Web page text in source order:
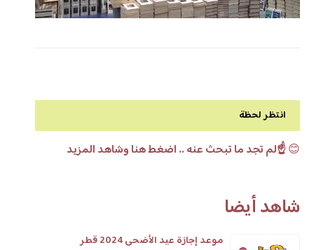
انتظر لحظة
😊☝️لم تجد ما تبحث عنه .. اضغط هنا وشاهد المزيد
شاهد أيضا
موعد إجازة عيد الأضحى 2024 قطر